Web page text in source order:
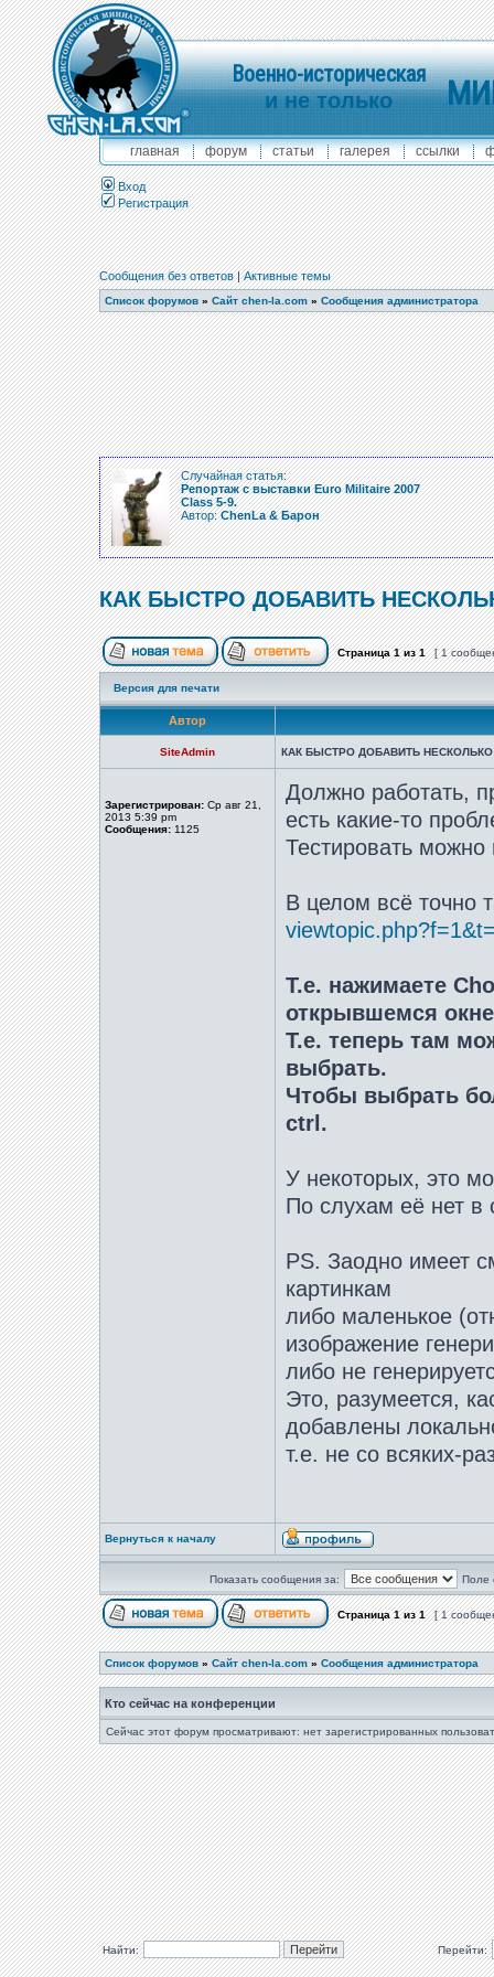
Военно-историческая
и не только
главная форум статьи галерея ссылки
Вход
Регистрация
Сообщения без ответов|Активные темы
Список форумов » Сайт chen-la.com » Сообщения администратора
Случайная статья:
Репортаж с выставки Euro Militaire 2007
Class 5-9.
Автор:ChenLa & Барон
КАК БЫСТРО ДОБАВИТЬ
Страница1из1 [ 1
Версия для печати
Автор
SiteAdmin КАК БЫСТРО ДОБАВИТЬ
Зарегистрирован: Ср авг 21,
2013 5:39 pm
Сообщения: 1125
Должно работать,
есть какие-то
Тестировать
В целом всё точно
Т.е. нажимаете
открывшемся
Т.е. теперь там
выбрать.
Чтобы выбрать
ctrl.
У некоторых, это
По слухам её нет в
PS. Заодно имеет
картинкам
либо маленькое
изображение
либо не
Это, разумеется,
добавлены
т.е. не со всяких-
Вернуться к началу
Показать сообщения за: Поле
Страница1из1 [ 1
Список форумов » Сайт chen-la.com » Сообщения администратора
Кто сейчас на конференции
Сейчас этот форум просматривают: нет зарегистрированных
Найти: Перейти: